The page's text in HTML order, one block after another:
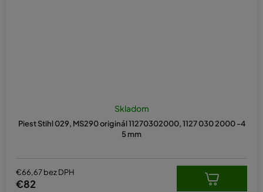
Piest Stihl 029, MS290 originál 11270302000, 1127 030 2000 -4
5 mm
Skladom
€66,67 bez DPH
€82